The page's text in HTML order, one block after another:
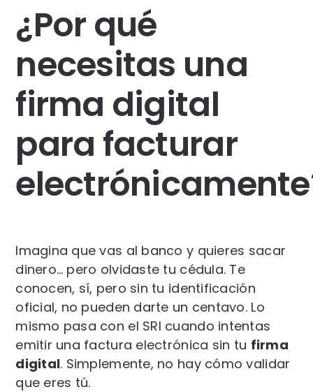
¿Por qué
necesitas una
firma digital
para facturar
Imagina que vas al banco y quieres sacar
dinero… pero olvidaste tu cédula. Te
conocen, sí, pero sin tu identificación
oficial, no pueden darte un centavo. Lo
mismo pasa con el SRI cuando intentas
emitir una factura electrónica sin tu firma
digital. Simplemente, no hay cómo validar
que eres tú.